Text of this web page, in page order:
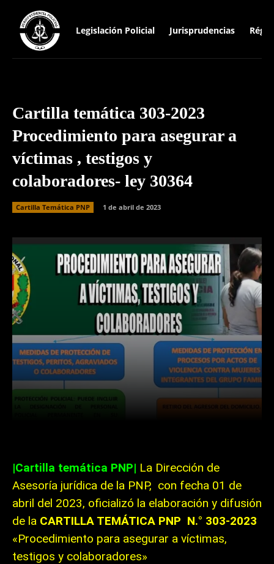
Legislación Policial Jurisprudencias
Cartilla temática 303-2023
Procedimiento para asegurar a
víctimas , testigos y
colaboradores- ley 30364
Cartilla Temática PNP 1 de abril de 2023
WhatsApp
|Cartilla temática PNP| La Dirección de
Asesoría jurídica de la PNP, con fecha 01 de
abril del 2023, oficializó la elaboración y difusión
de la CARTILLA TEMÁTICA PNP N.° 303-2023
«Procedimiento para asegurar a víctimas,
testigos y colaboradores»